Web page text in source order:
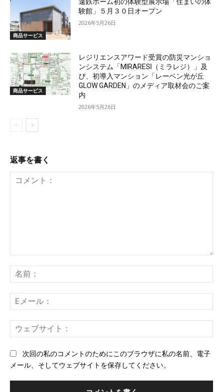
商品サービス
験館」５月３０日オープン
2026年5月26日
商品サービス
レジリエンスアワード受賞の防災マンショ
ンシステム「MIRARESI（ミラレジ）」及
び、初導入マンション「レーベン光が丘
GLOW GARDEN」のメディア取材会のご案
内
2026年5月26日
返事を書く
ン
ト：
前
メ
ー
ェ
次回の私のコメントのためにこのブラウザに私の名前、電子
メール、そしてウェブサイトを保存してください。